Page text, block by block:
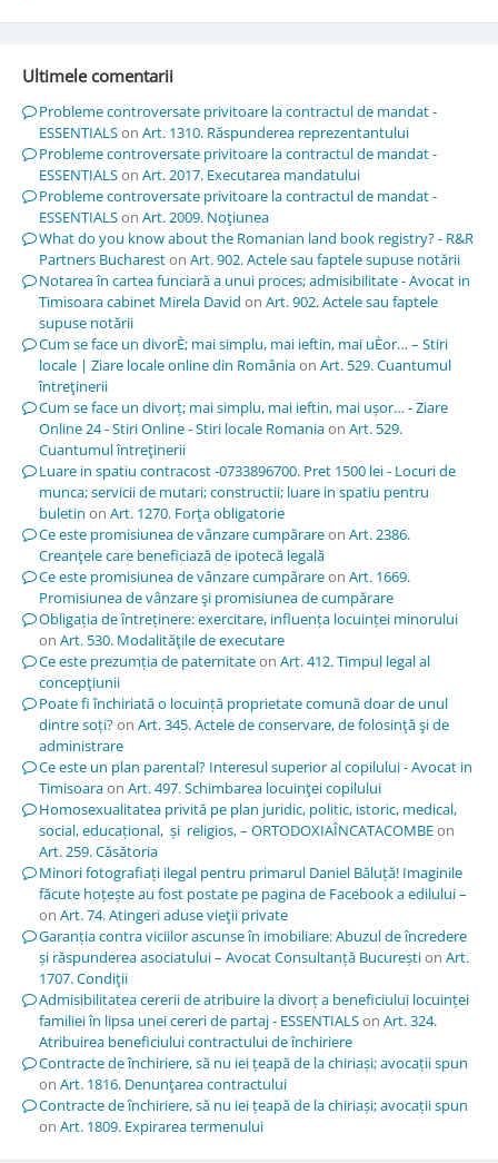
Ultimele comentarii
Probleme controversate privitoare la contractul de mandat -
ESSENTIALSon Art. 1310. Răspunderea reprezentantului
Probleme controversate privitoare la contractul de mandat -
ESSENTIALSon Art. 2017. Executarea mandatului
Probleme controversate privitoare la contractul de mandat -
ESSENTIALSon Art. 2009. Noţiunea
What do you know about the Romanian land book registry? - R&R
Partners Buchareston Art. 902. Actele sau faptele supuse notării
Notarea în cartea funciară a unui proces; admisibilitate - Avocat in
Timisoara cabinet Mirela David on Art. 902. Actele sau faptele
supuse notării
Cum se face un divorÈ; mai simplu, mai ieftin, mai uÈor… – Stiri
locale | Ziare locale online din Româniaon Art. 529. Cuantumul
întreţinerii
Cum se face un divorț; mai simplu, mai ieftin, mai ușor… - Ziare
Online 24 - Stiri Online - Stiri locale Romaniaon Art. 529.
Cuantumul întreţinerii
Luare in spatiu contracost -0733896700. Pret 1500 lei - Locuri de
munca; servicii de mutari; constructii; luare in spatiu pentru
buletin on Art. 1270. Forţa obligatorie
Ce este promisiunea de vânzare cumpărareon Art. 2386.
Creanţele care beneficiază de ipotecă legală
Ce este promisiunea de vânzare cumpărareon Art. 1669.
Promisiunea de vânzare şi promisiunea de cumpărare
Obligația de întreținere: exercitare, influența locuinței minorului
on Art. 530. Modalităţile de executare
Ce este prezumția de paternitateon Art. 412. Timpul legal al
concepţiunii
Poate fi închiriată o locuință proprietate comună doar de unul
dintre soți?on Art. 345. Actele de conservare, de folosinţă şi de
administrare
Ce este un plan parental? Interesul superior al copilului - Avocat in
Timisoaraon Art. 497. Schimbarea locuinţei copilului
Homosexualitatea privită pe plan juridic, politic, istoric, medical,
social, educațional, și religios, – ORTODOXIAÎNCATACOMBEon
Art. 259. Căsătoria
Minori fotografiați ilegal pentru primarul Daniel Băluță! Imaginile
făcute hoțește au fost postate pe pagina de Facebook a edilului –
on Art. 74. Atingeri aduse vieţii private
Garanția contra viciilor ascunse în imobiliare: Abuzul de încredere
și răspunderea asociatului – Avocat Consultanță Bucureștion Art.
1707. Condiţii
Admisibilitatea cererii de atribuire la divorț a beneficiului locuinței
familiei în lipsa unei cereri de partaj - ESSENTIALSon Art. 324.
Atribuirea beneficiului contractului de închiriere
Contracte de închiriere, să nu iei țeapă de la chiriași; avocații spun
on Art. 1816. Denunţarea contractului
Contracte de închiriere, să nu iei țeapă de la chiriași; avocații spun
on Art. 1809. Expirarea termenului